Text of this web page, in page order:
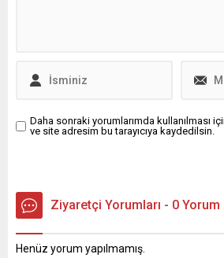
Daha sonraki yorumlarımda kullanılması
ve site adresim bu tarayıcıya kaydedilsin.
Ziyaretçi Yorumları - 0 Yorum
Henüz yorum yapılmamış.